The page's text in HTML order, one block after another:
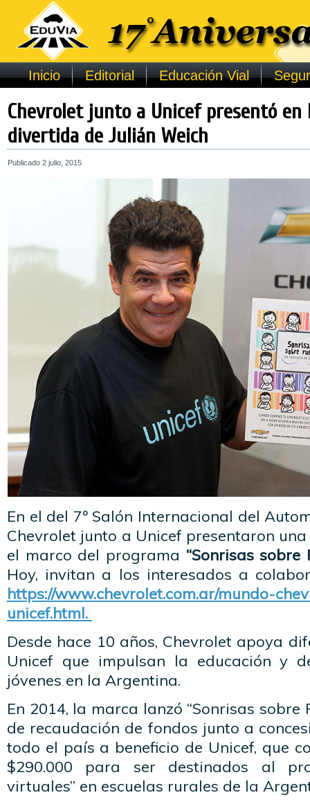
Inicio Editorial Educación Vial
Chevrolet junto a Unicef presentó en
divertida de Julián Weich
Publicado 2 julio, 2015
En el del 7º Salón Internacional del
Chevrolet junto a Unicef presentaron
el marco del programa “Sonrisas sobre
Hoy, invitan a los interesados a
https://www.chevrolet.com.ar/mundo-
unicef.html.
Desde hace 10 años, Chevrolet apoya
Unicef que impulsan la educación y
jóvenes en la Argentina.
En 2014, la marca lanzó “Sonrisas sobre
de recaudación de fondos junto a
todo el país a beneficio de Unicef, que
$290.000 para ser destinados al
virtuales” en escuelas rurales de la